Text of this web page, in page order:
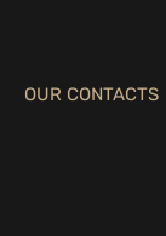
OUR CONTACTS